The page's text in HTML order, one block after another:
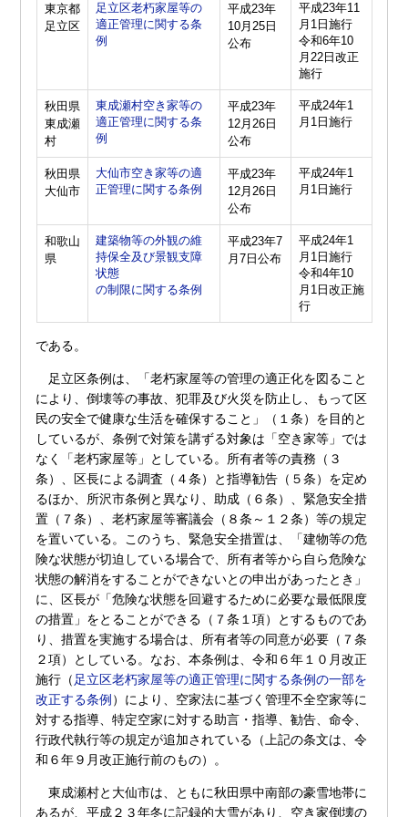
東京都
足立区
足立区老朽家屋等の
適正管理に関する条
例
平成23年
10月25日
公布
平成23年11
月1日施行
令和6年10
月22日改正
施行
秋田県
東成瀬
村
東成瀬村空き家等の
適正管理に関する条
例
平成23年
12月26日
公布
平成24年1
月1日施行
秋田県
大仙市
大仙市空き家等の適
正管理に関する条例
平成23年
12月26日
公布
平成24年1
月1日施行
和歌山
県
建築物等の外観の維
持保全及び景観支障
状態
の制限に関する条例
平成23年7
月7日公布
平成24年1
月1日施行
令和4年10
月1日改正施
行
である。
足立区条例は、「老朽家屋等の管理の適正化を図ること
により、倒壊等の事故、犯罪及び火災を防止し、もって区
民の安全で健康な生活を確保すること」（１条）を目的と
しているが、条例で対策を講ずる対象は「空き家等」では
なく「老朽家屋等」としている。所有者等の責務（３
条）、区長による調査（４条）と指導勧告（５条）を定め
るほか、所沢市条例と異なり、助成（６条）、緊急安全措
置（７条）、老朽家屋等審議会（８条～１２条）等の規定
を置いている。このうち、緊急安全措置は、「建物等の危
険な状態が切迫している場合で、所有者等から自ら危険な
状態の解消をすることができないとの申出があったとき」
に、区長が「危険な状態を回避するために必要な最低限度
の措置」をとることができる（７条１項）とするものであ
り、措置を実施する場合は、所有者等の同意が必要（７条
２項）としている。なお、本条例は、令和６年１０月改正
施行（ 足立区老朽家屋等の適正管理に関する条例の一部を
改正する条例 ）により、空家法に基づく管理不全空家等に
対する指導、特定空家に対する助言・指導、勧告、命令、
行政代執行等の規定が追加されている（上記の条文は、令
和６年９月改正施行前のもの）。
東成瀬村と大仙市は、ともに秋田県中南部の豪雪地帯に
あるが、平成２３年冬に記録的大雪があり、空き家倒壊の